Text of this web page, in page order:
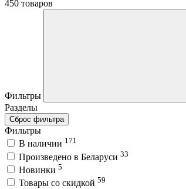
450 товаров
Фильтры
Разделы
Сброс фильтра
Фильтры
В наличии 171
Произведено в Беларуси 33
Новинки 5
Товары со скидкой 59